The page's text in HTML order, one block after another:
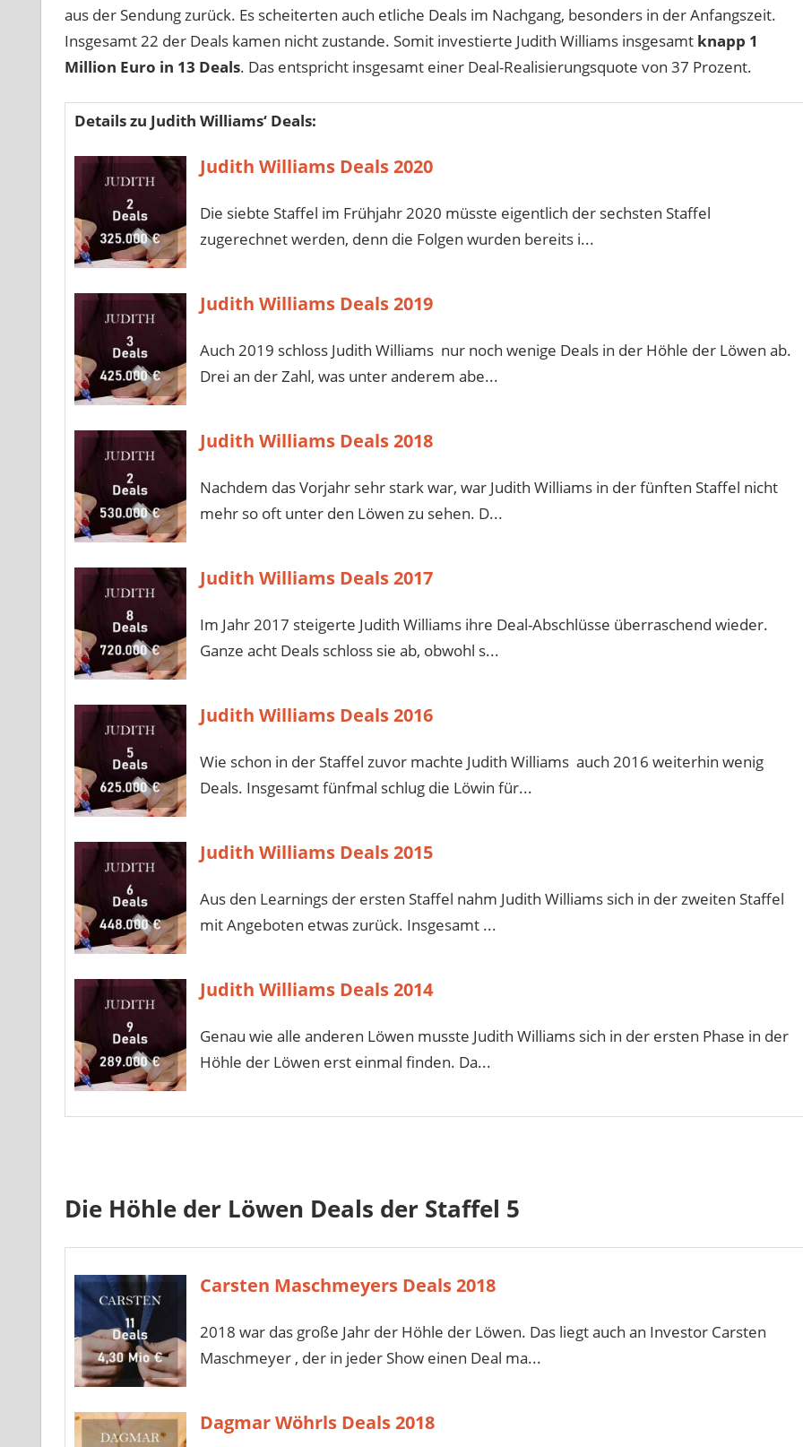
aus der Sendung zurück. Es scheiterten auch etliche Deals im Nachgang, besonders in der Anfangszeit.
Insgesamt 22 der Deals kamen nicht zustande. Somit investierte Judith Williams insgesamt knapp 1
Million Euro in 13 Deals. Das entspricht insgesamt einer Deal-Realisierungsquote von 37 Prozent.
Details zu Judith Williams‘ Deals:
Judith Williams Deals 2020
Die siebte Staffel im Frühjahr 2020 müsste eigentlich der sechsten Staffel
zugerechnet werden, denn die Folgen wurden bereits i...
Judith Williams Deals 2019
Auch 2019 schloss Judith Williams nur noch wenige Deals in der Höhle der Löwen ab.
Drei an der Zahl, was unter anderem abe...
Judith Williams Deals 2018
Nachdem das Vorjahr sehr stark war, war Judith Williams in der fünften Staffel nicht
mehr so oft unter den Löwen zu sehen. D...
Judith Williams Deals 2017
Im Jahr 2017 steigerte Judith Williams ihre Deal-Abschlüsse überraschend wieder.
Ganze acht Deals schloss sie ab, obwohl s...
Judith Williams Deals 2016
Wie schon in der Staffel zuvor machte Judith Williams auch 2016 weiterhin wenig
Deals. Insgesamt fünfmal schlug die Löwin für...
Judith Williams Deals 2015
Aus den Learnings der ersten Staffel nahm Judith Williams sich in der zweiten Staffel
mit Angeboten etwas zurück. Insgesamt ...
Judith Williams Deals 2014
Genau wie alle anderen Löwen musste Judith Williams sich in der ersten Phase in der
Höhle der Löwen erst einmal finden. Da...
Die Höhle der Löwen Deals der Staffel 5
Carsten Maschmeyers Deals 2018
2018 war das große Jahr der Höhle der Löwen. Das liegt auch an Investor Carsten
Maschmeyer , der in jeder Show einen Deal ma...
Dagmar Wöhrls Deals 2018